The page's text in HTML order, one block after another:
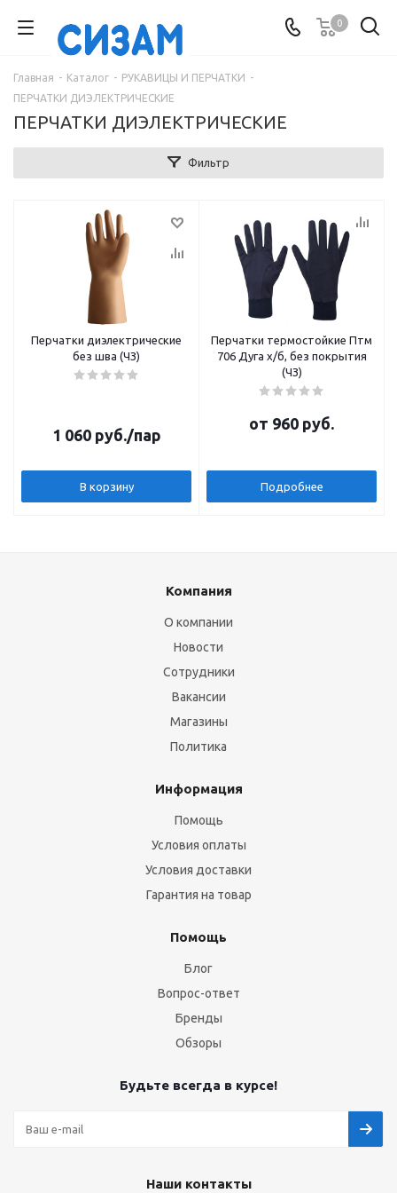
0
Главная - Каталог - РУКАВИЦЫ И ПЕРЧАТКИ -
ПЕРЧАТКИ ДИЭЛЕКТРИЧЕСКИЕ
ПЕРЧАТКИ ДИЭЛЕКТРИЧЕСКИЕ
Фильтр
Перчатки диэлектрические
без шва (ЧЗ)
1 060руб./пар
В корзину
Перчатки термостойкие Птм
706 Дуга х/б, без покрытия
(ЧЗ)
от 960 руб.
Подробнее
Компания
О компании
Новости
Сотрудники
Вакансии
Магазины
Политика
Информация
Помощь
Условия оплаты
Условия доставки
Гарантия на товар
Помощь
Блог
Вопрос-ответ
Бренды
Обзоры
Будьте всегда в курсе!
Наши контакты